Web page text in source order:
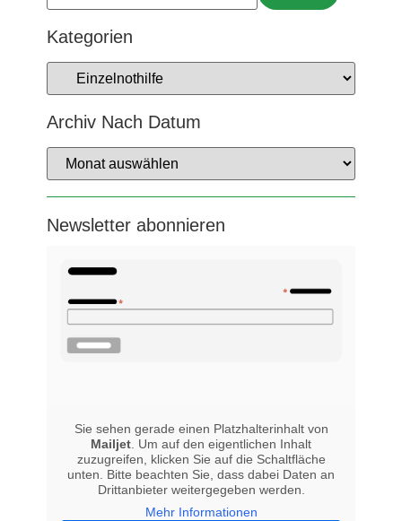
Kategorien
Archiv Nach Datum
Newsletter abonnieren
Sie sehen gerade einen Platzhalterinhalt von
Mailjet. Um auf den eigentlichen Inhalt
zuzugreifen, klicken Sie auf die Schaltfläche
unten. Bitte beachten Sie, dass dabei Daten an
Drittanbieter weitergegeben werden.
Mehr Informationen